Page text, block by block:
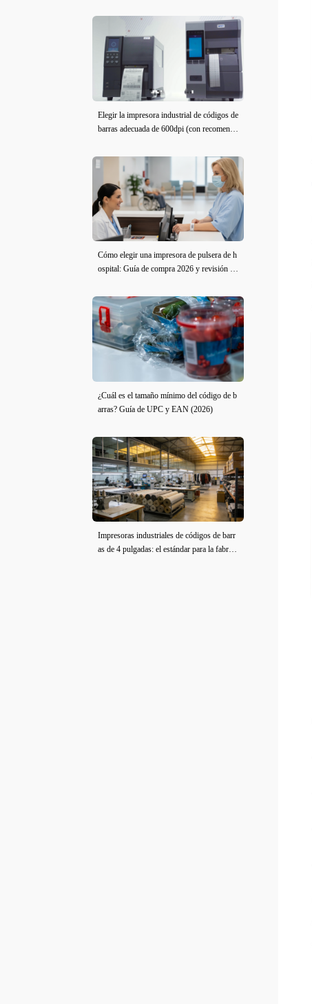
Elegir la impresora industrial de códigos de
barras adecuada de 600dpi (con recomenda
Cómo elegir una impresora de pulsera de h
ospital: Guía de compra 2026 y revisión de
¿Cuál es el tamaño mínimo del código de b
arras? Guía de UPC y EAN (2026)
Impresoras industriales de códigos de barr
as de 4 pulgadas: el estándar para la fabrica